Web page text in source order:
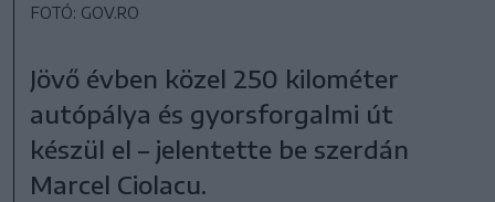
FOTÓ: GOV.RO
Jövő évben közel 250 kilométer
autópálya és gyorsforgalmi út
készül el – jelentette be szerdán
Marcel Ciolacu.